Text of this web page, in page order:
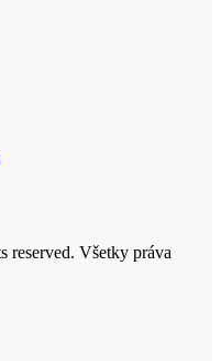
Všetky práva